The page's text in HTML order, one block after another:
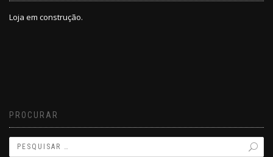
Loja em construção.
PROCURAR